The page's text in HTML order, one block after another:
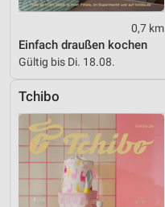
0,7 km
Einfach draußen kochen
Gültig bis Di. 18.08.
Tchibo